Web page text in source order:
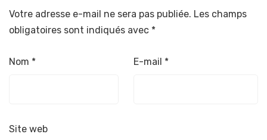
Votre adresse e-mail ne sera pas publiée. Les champs
obligatoires sont indiqués avec *
Nom * E-mail *
Site web